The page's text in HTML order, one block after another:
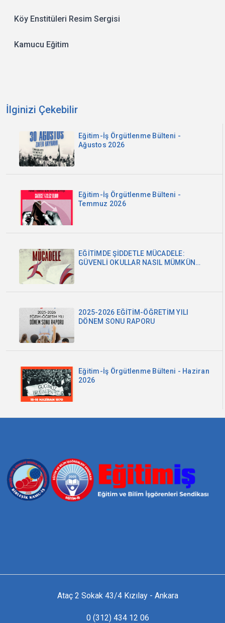
Köy Enstitüleri Resim Sergisi
Kamucu Eğitim
İlginizi Çekebilir
Eğitim-İş Örgütlenme Bülteni -
Ağustos 2026
Eğitim-İş Örgütlenme Bülteni -
Temmuz 2026
EĞİTİMDE ŞİDDETLE MÜCADELE:
GÜVENLİ OKULLAR NASIL MÜMKÜN
2025-2026 EĞİTİM-ÖĞRETİM YILI
DÖNEM SONU RAPORU
Eğitim-İş Örgütlenme Bülteni - Haziran
2026
Ataç 2 Sokak 43/4 Kızılay - Ankara
0 (312) 434 12 06